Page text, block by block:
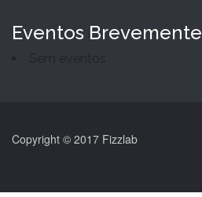
Eventos Brevemente
Sem eventos
Copyright © 2017 Fizzlab